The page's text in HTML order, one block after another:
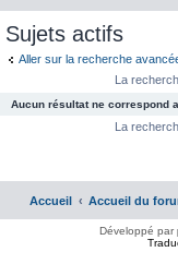
Sujets actifs
Aller sur la recherche
La
Aucun résultat ne correspond
La
Accueil Accueil du
Développé par